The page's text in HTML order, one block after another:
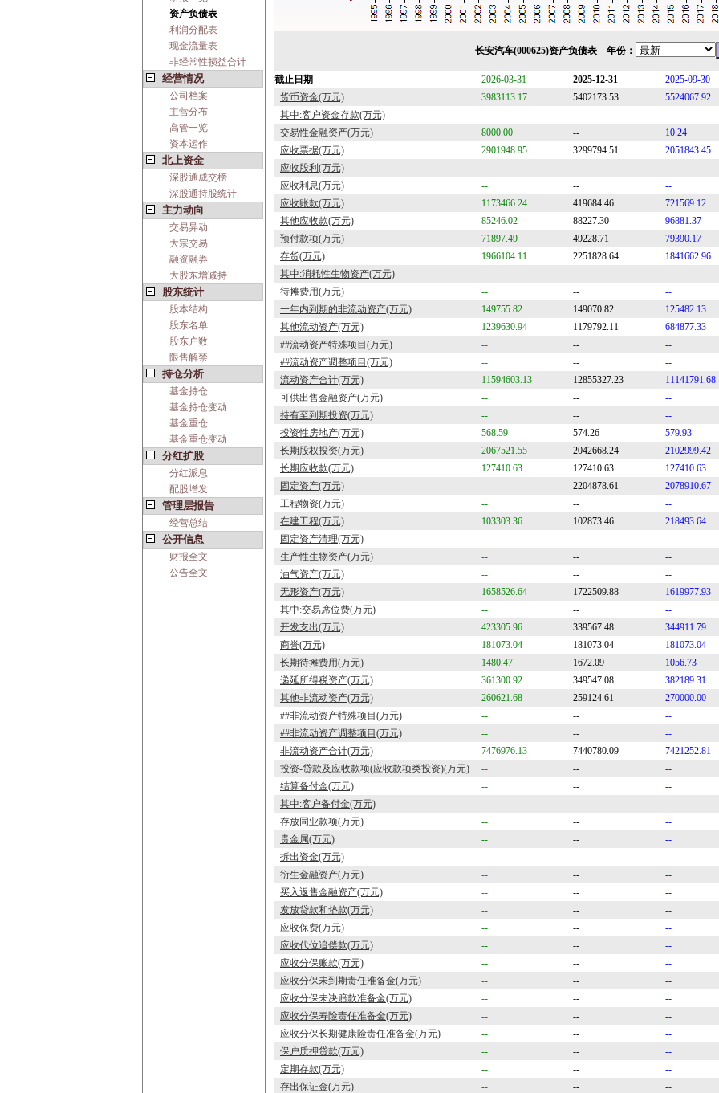
资产负债表
利润分配表
现金流量表
非经常性损益合计
经营情况
公司档案
主营分布
高管一览
资本运作
北上资金
深股通成交榜
深股通持股统计
主力动向
交易异动
大宗交易
融资融券
大股东增减持
股东统计
股本结构
股东名单
股东户数
限售解禁
持仓分析
基金持仓
基金持仓变动
基金重仓
基金重仓变动
分红扩股
分红派息
配股增发
管理层报告
经营总结
公开信息
财报全文
公告全文
长安汽车(000625)资产负债表 年份：
截止日期 2026-03-31 2025-12-31 2025-09-30
货币资金(万元)
3983113.17 5402173.53 5524067.92
其中:客户资金存款(万元)
-- -- --
交易性金融资产(万元)
8000.00 -- 10.24
应收票据(万元)
2901948.95 3299794.51 2051843.45
应收股利(万元)
-- -- --
应收利息(万元)
-- -- --
应收账款(万元)
1173466.24 419684.46 721569.12
其他应收款(万元)
85246.02 88227.30 96881.37
预付款项(万元)
71897.49 49228.71 79390.17
存货(万元)
1966104.11 2251828.64 1841662.96
其中:消耗性生物资产(万元)
-- -- --
待摊费用(万元)
-- -- --
一年内到期的非流动资产(万元)
149755.82 149070.82 125482.13
其他流动资产(万元)
1239630.94 1179792.11 684877.33
##流动资产特殊项目(万元)
-- -- --
##流动资产调整项目(万元)
-- -- --
流动资产合计(万元)
11594603.13 12855327.23 11141791.68
可供出售金融资产(万元)
-- -- --
持有至到期投资(万元)
-- -- --
投资性房地产(万元)
568.59 574.26 579.93
长期股权投资(万元)
2067521.55 2042668.24 2102999.42
长期应收款(万元)
127410.63 127410.63 127410.63
固定资产(万元)
-- 2204878.61 2078910.67
工程物资(万元)
-- -- --
在建工程(万元)
103303.36 102873.46 218493.64
固定资产清理(万元)
-- -- --
生产性生物资产(万元)
-- -- --
油气资产(万元)
-- -- --
无形资产(万元)
1658526.64 1722509.88 1619977.93
其中:交易席位费(万元)
-- -- --
开发支出(万元)
423305.96 339567.48 344911.79
商誉(万元)
181073.04 181073.04 181073.04
长期待摊费用(万元)
1480.47 1672.09 1056.73
递延所得税资产(万元)
361300.92 349547.08 382189.31
其他非流动资产(万元)
260621.68 259124.61 270000.00
##非流动资产特殊项目(万元)
-- -- --
##非流动资产调整项目(万元)
-- -- --
非流动资产合计(万元)
7476976.13 7440780.09 7421252.81
投资-贷款及应收款项(应收款项类投资)(万元)
-- -- --
结算备付金(万元)
-- -- --
其中:客户备付金(万元)
-- -- --
存放同业款项(万元)
-- -- --
贵金属(万元)
-- -- --
拆出资金(万元)
-- -- --
衍生金融资产(万元)
-- -- --
买入返售金融资产(万元)
-- -- --
发放贷款和垫款(万元)
-- -- --
应收保费(万元)
-- -- --
应收代位追偿款(万元)
-- -- --
应收分保账款(万元)
-- -- --
应收分保未到期责任准备金(万元)
-- -- --
应收分保未决赔款准备金(万元)
-- -- --
应收分保寿险责任准备金(万元)
-- -- --
应收分保长期健康险责任准备金(万元)
-- -- --
保户质押贷款(万元)
-- -- --
定期存款(万元)
-- -- --
存出保证金(万元)
-- -- --